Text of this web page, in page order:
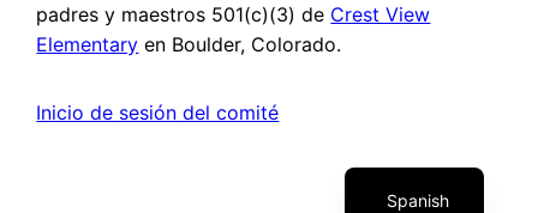
padres y maestros 501(c)(3) de Crest View
Elementary en Boulder, Colorado.
Inicio de sesión del comité
Spanish